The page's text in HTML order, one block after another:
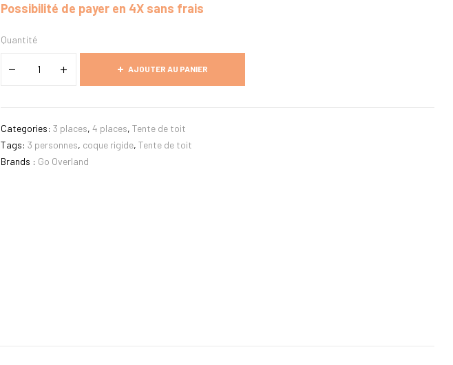
Possibilité de payer en 4X sans frais
Quantité
AJOUTER AU PANIER
Categories: 3 places, 4 places, Tente de toit
Tags: 3 personnes, coque rigide, Tente de toit
Brands : Go Overland